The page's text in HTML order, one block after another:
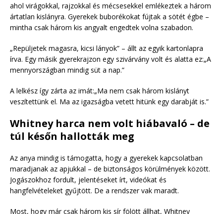
ahol virágokkal, rajzokkal és mécsesekkel emlékeztek a három
ártatlan kislányra. Gyerekek buborékokat fújtak a sötét égbe –
mintha csak három kis angyalt engedtek volna szabadon.
„Repüljetek magasra, kicsi lányok” – állt az egyik kartonlapra
írva. Egy másik gyerekrajzon egy szivárvány volt és alatta ez:„A
mennyországban mindig süt a nap.”
A lelkész így zárta az imát:„Ma nem csak három kislányt
veszítettünk el. Ma az igazságba vetett hitünk egy darabját is.”
Whitney harca nem volt hiábavaló – de
túl későn hallották meg
Az anya mindig is támogatta, hogy a gyerekek kapcsolatban
maradjanak az apjukkal – de biztonságos körülmények között.
Jogászokhoz fordult, jelentéseket írt, videókat és
hangfelvételeket gyűjtött. De a rendszer vak maradt.
Most, hogy már csak három kis sír fölött állhat, Whitney